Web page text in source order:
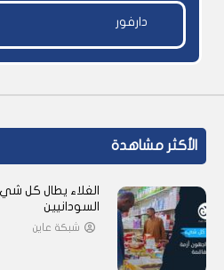
دارفور
الأكثر مشاهدة
الغلاء يطال كل
السودانيين
شبكة عاين